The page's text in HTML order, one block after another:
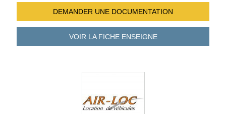
DEMANDER UNE DOCUMENTATION
VOIR LA FICHEENSEIGNE